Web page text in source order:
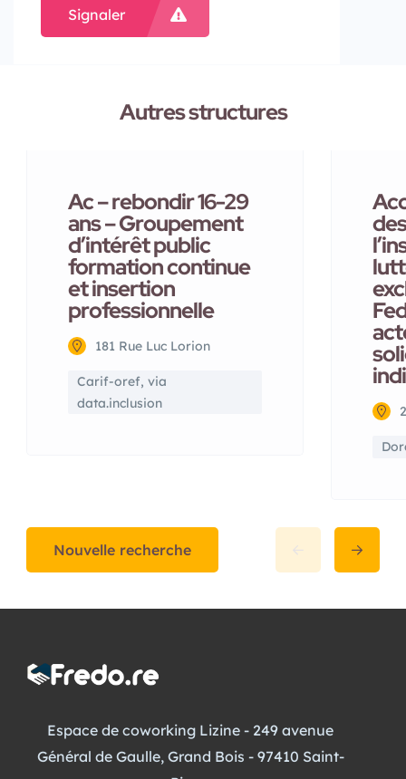
Signaler
Autres structures
Ac – rebondir 16-29
ans – Groupement
d’intérêt public
formation continue
et insertion
professionnelle
181 Rue Luc Lorion
Carif-oref, via
data.inclusion
Nouvelle recherche
Espace de coworking Lizine - 249 avenue
Général de Gaulle, Grand Bois - 97410 Saint-